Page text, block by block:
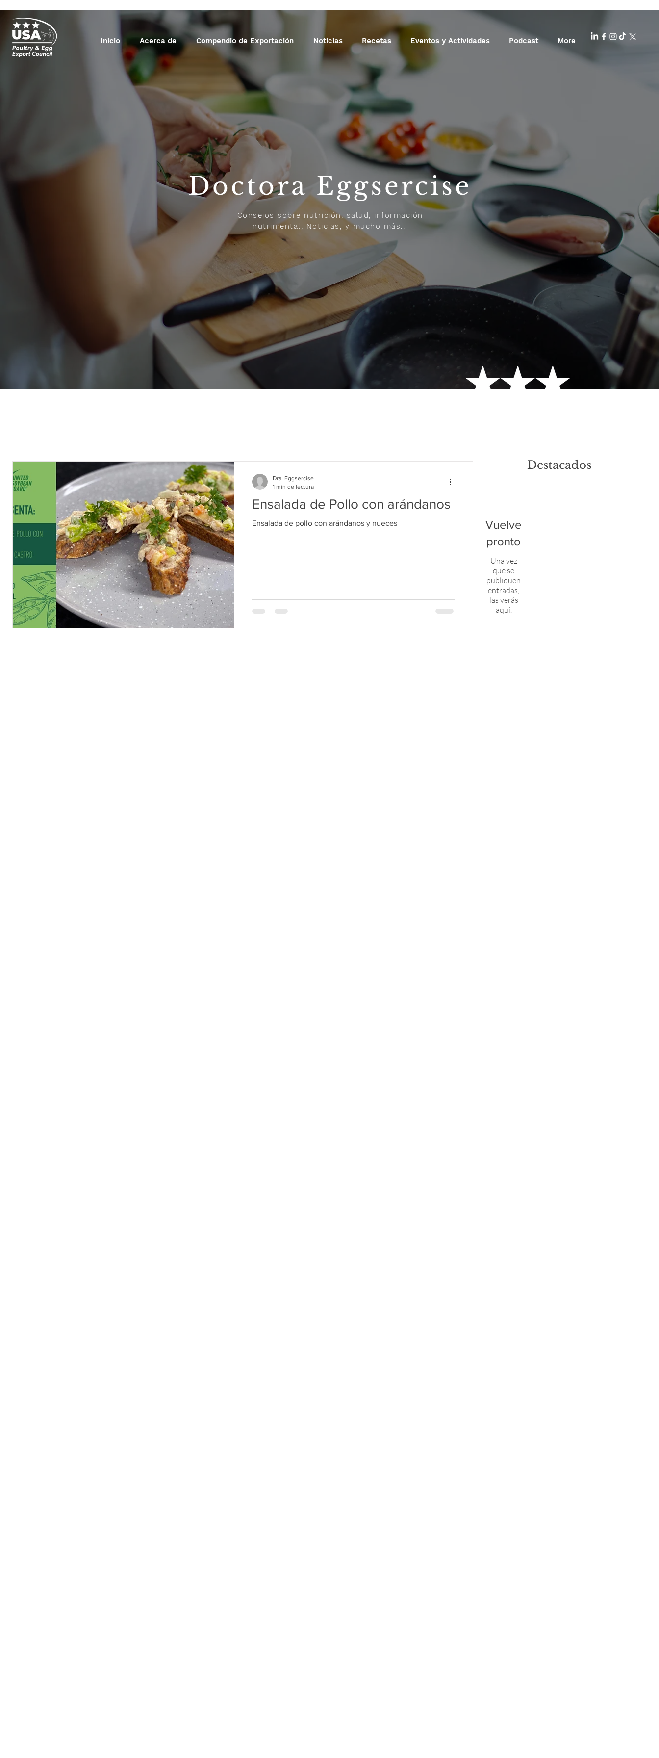
Inicio Acerca de Compendio de Exportación Noticias Recetas Eventos y Actividades Podcast More
Doctora Eggsercise
Consejos sobre nutrición, salud, información
nutrimental, Noticias, y mucho más...
Ensalada de Pollo con arándanos
Ensalada de pollo con arándanos y nueces
Dra. Eggsercise
1 min de lectura
Destacados
Vuelve
pronto
Una vez
que se
publiquen
entradas,
las verás
aquí.